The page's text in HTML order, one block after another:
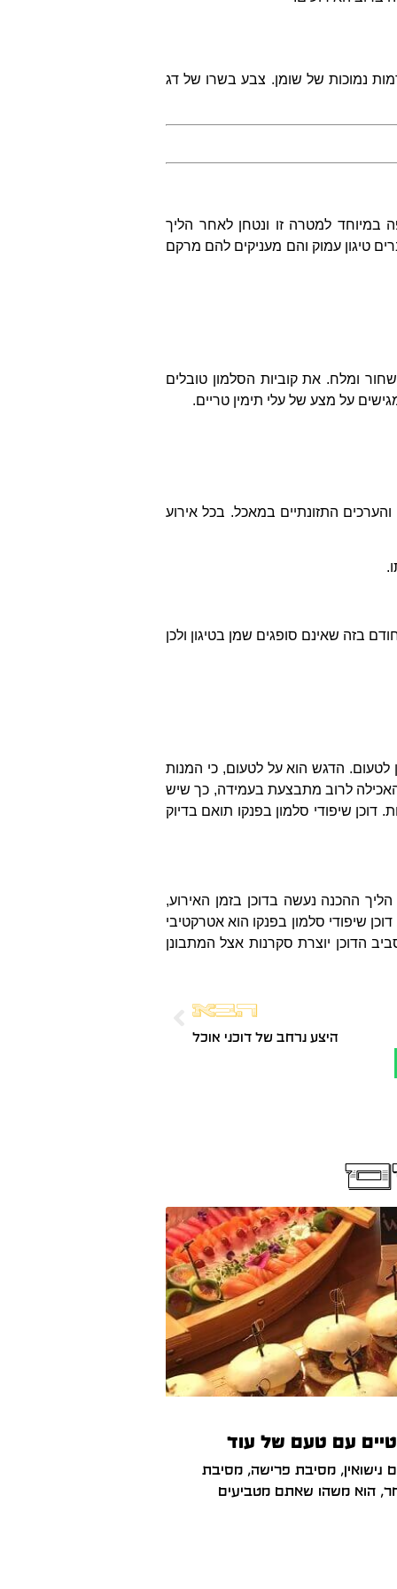
נמוכות של שומן. צבע בשרו של דג
במיוחד למטרה זו ונטחן לאחר הליך
טיגון עמוק והם מעניקים להם מרקם
ומלח. את קוביות הסלמון טובלים
על מצע של עלי תימין טריים.
התזונתיים במאכל. בכל אירוע
בזה שאינם סופגים שמן בטיגון ולכן
לטעום. הדגש הוא על לטעום, כי המנות
האכילה לרוב מתבצעת בעמידה, כך שיש
דוכן שיפודי סלמון בפנקו תואם בדיוק
ההכנה נעשה בדוכן בזמן האירוע,
שיפודי סלמון בפנקו הוא אטרקטיבי
הדוכן יוצרת סקרנות אצל המתבונן
הבא
היצע נרחב של דוכני אוכל
עם טעם של עוד
נישואין, מסיבת פרישה, מסיבת
הוא משהו שאתם מטביעים